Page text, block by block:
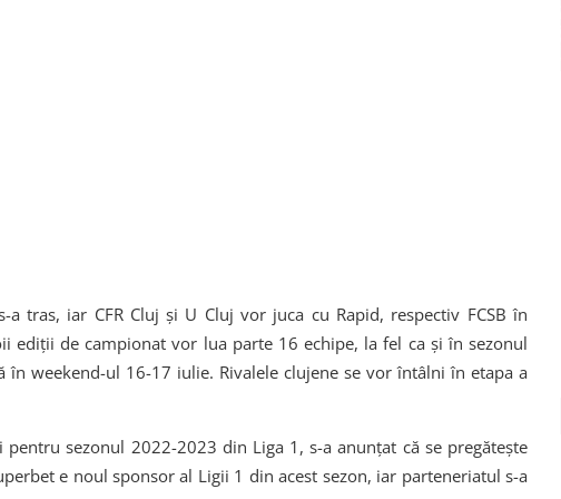
tras, iar CFR Cluj și U Cluj vor juca cu Rapid, respectiv FCSB în
ediții de campionat vor lua parte 16 echipe, la fel ca și în sezonul
în weekend-ul 16-17 iulie. Rivalele clujene se vor întâlni în etapa a
pentru sezonul 2022-2023 din Liga 1, s-a anunțat că se pregătește
e noul sponsor al Ligii 1 din acest sezon, iar parteneriatul s-a